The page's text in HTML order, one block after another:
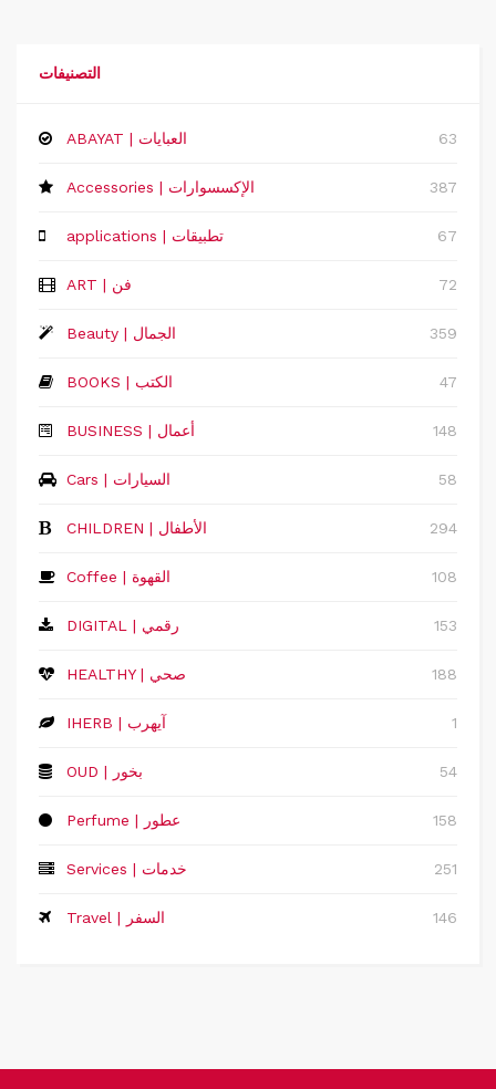
التصنيفات
ABAYAT | العبايات 63
Accessories | الإكسسوارات 387
applications | تطبيقات 67
ART | فن 72
Beauty | الجمال 359
BOOKS | الكتب 47
‏BUSINESS | أعمال 148
Cars | السيارات 58
CHILDREN | الأطفال 294
Coffee | القهوة 108
DIGITAL | رقمي 153
HEALTHY | صحي 188
IHERB | آيهرب 1
OUD | بخور 54
Perfume | عطور 158
Services | خدمات 251
Travel | السفر 146